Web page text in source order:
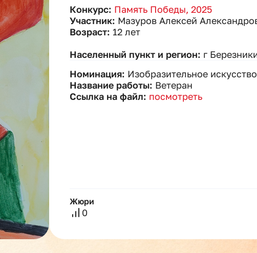
Конкурс: Память Победы, 2025
Участник: Мазуров Алексей
Возраст: 12 лет
Населенный пункт и регион: г
Номинация: Изобразительное искусство
Название работы: Ветеран
Ссылка на файл: посмотреть
Жюри
0